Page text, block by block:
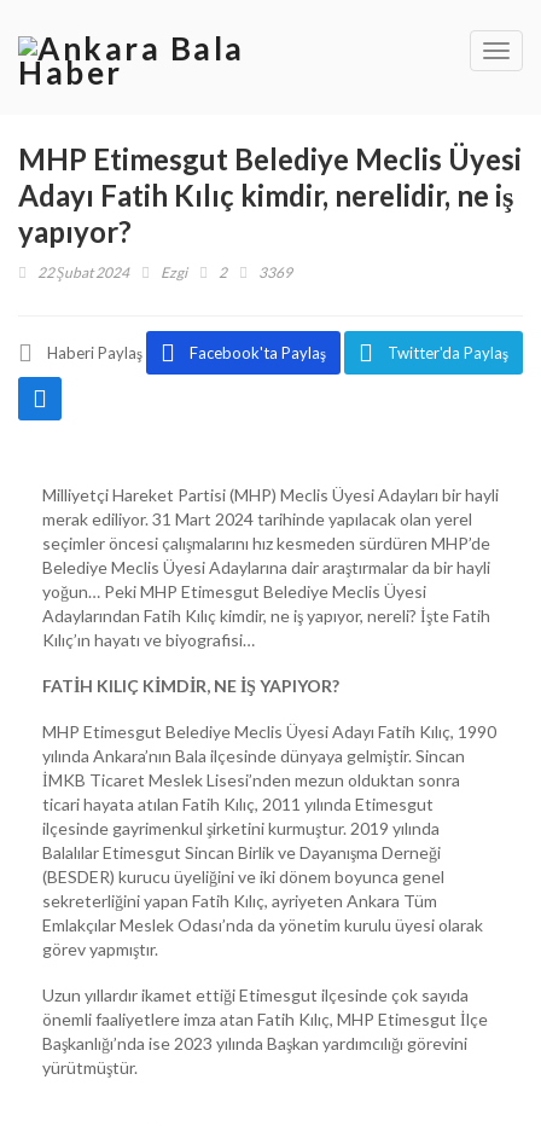
MHP Etimesgut Belediye Meclis Üyesi
Adayı Fatih Kılıç kimdir, nerelidir, ne iş
yapıyor?
22 Şubat 2024 Ezgi 2 3369
Haberi Paylaş Facebook'ta Paylaş Twitter'da Paylaş
Milliyetçi Hareket Partisi (MHP) Meclis Üyesi Adayları bir hayli
merak ediliyor. 31 Mart 2024 tarihinde yapılacak olan yerel
seçimler öncesi çalışmalarını hız kesmeden sürdüren MHP’de
Belediye Meclis Üyesi Adaylarına dair araştırmalar da bir hayli
yoğun… Peki MHP Etimesgut Belediye Meclis Üyesi
Adaylarından Fatih Kılıç kimdir, ne iş yapıyor, nereli? İşte Fatih
Kılıç’ın hayatı ve biyografisi…
FATİH KILIÇ KİMDİR, NE İŞ YAPIYOR?
MHP Etimesgut Belediye Meclis Üyesi Adayı Fatih Kılıç, 1990
yılında Ankara’nın Bala ilçesinde dünyaya gelmiştir. Sincan
İMKB Ticaret Meslek Lisesi’nden mezun olduktan sonra
ticari hayata atılan Fatih Kılıç, 2011 yılında Etimesgut
ilçesinde gayrimenkul şirketini kurmuştur. 2019 yılında
Balalılar Etimesgut Sincan Birlik ve Dayanışma Derneği
(BESDER) kurucu üyeliğini ve iki dönem boyunca genel
sekreterliğini yapan Fatih Kılıç, ayriyeten Ankara Tüm
Emlakçılar Meslek Odası’nda da yönetim kurulu üyesi olarak
görev yapmıştır.
Uzun yıllardır ikamet ettiği Etimesgut ilçesinde çok sayıda
önemli faaliyetlere imza atan Fatih Kılıç, MHP Etimesgut İlçe
Başkanlığı’nda ise 2023 yılında Başkan yardımcılığı görevini
yürütmüştür.